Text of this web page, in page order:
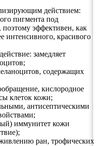
действием:
пигмента под
поэтому эффективен, как
интенсивного, красивого
замедляет
содержащих
кислородное
клеток кожи;
антисептическими
иммунитет кожи
ран, трофических